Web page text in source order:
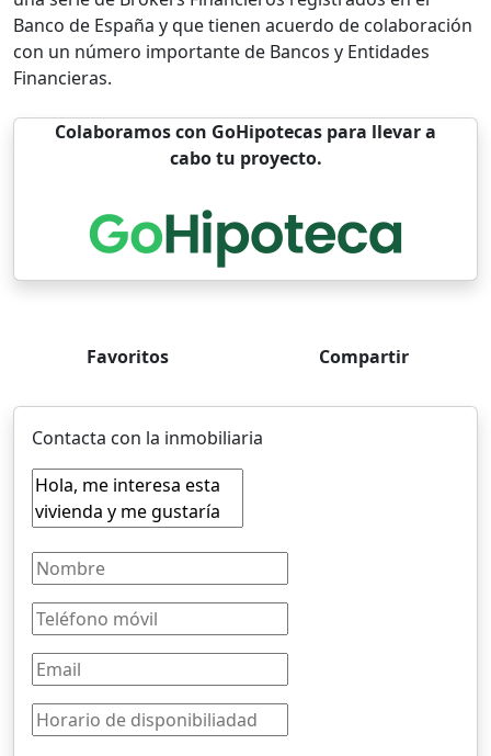
Banco de España y que tienen acuerdo de colaboración
con un número importante de Bancos y Entidades
Financieras.
Colaboramos con GoHipotecas para llevar a
cabo tu proyecto.
Favoritos Compartir
Contacta con la inmobiliaria